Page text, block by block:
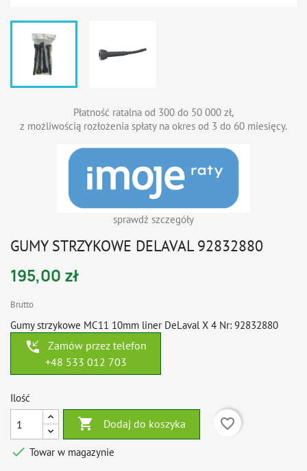
Płatność ratalna od 300 do 50 000 zł,
z możliwością rozłożenia spłaty na okres od 3 do 60 miesięcy.
sprawdź szczegóły
GUMY STRZYKOWE DELAVAL 92832880
195,00 zł
Brutto
Gumy strzykowe MC11 10mm liner DeLaval X 4 Nr: 92832880
phone_callback
Zamów przez telefon
+48 533 012 703
Ilość
 Dodaj do koszyka
favorite_border
 Towar w magazynie